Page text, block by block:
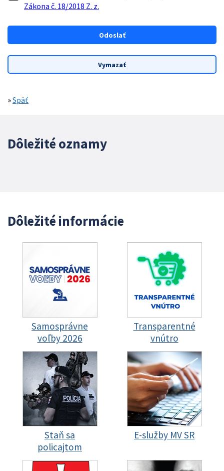
Zákona č. 18/2018 Z. z.
»Späť
Dôležité oznamy
Dôležité informácie
Samosprávne
voľby 2026
Transparentné
vnútro
Staň sa
policajtom
E-služby MV SR